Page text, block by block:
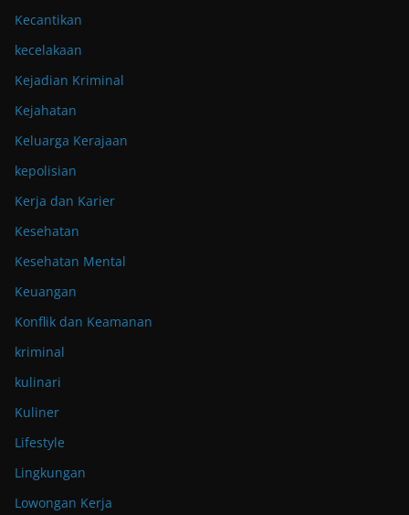
Kecantikan
kecelakaan
Kejadian Kriminal
Kejahatan
Keluarga Kerajaan
kepolisian
Kerja dan Karier
Kesehatan
Kesehatan Mental
Keuangan
Konflik dan Keamanan
kriminal
kulinari
Kuliner
Lifestyle
Lingkungan
Lowongan Kerja